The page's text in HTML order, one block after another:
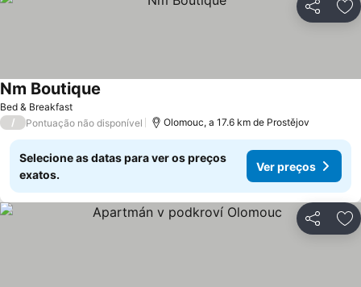
Partilhar
Bed & Breakfast
Nm Boutique
/ Pontuação não disponível Olomouc, a 17.6 km de Prostějov
Selecione as datas para ver os preços
exatos.
Ver preços
Partilhar